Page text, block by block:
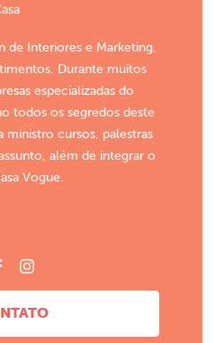
de Interiores e Marketing,
Durante muitos
especializadas do
todos os segredos deste
ministro cursos, palestras
além de integrar o
Vogue.